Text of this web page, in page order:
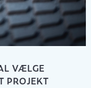
VÆLGE
PROJEKT